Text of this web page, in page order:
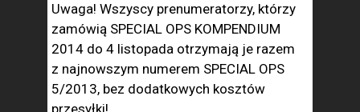
Uwaga! Wszyscy prenumeratorzy, którzy
zamówią SPECIAL OPS KOMPENDIUM
2014 do 4 listopada otrzymają je razem
z najnowszym numerem SPECIAL OPS
5/2013, bez dodatkowych kosztów
przesyłki!